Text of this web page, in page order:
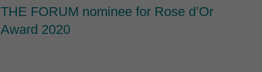
THE FORUM nominee for Rose d’Or
Award 2020